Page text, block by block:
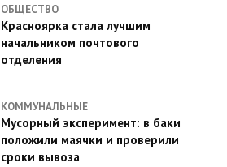
ОБЩЕСТВО
Красноярка стала лучшим
начальником почтового
отделения
КОММУНАЛЬНЫЕ
Мусорный эксперимент: в баки
положили маячки и проверили
сроки вывоза